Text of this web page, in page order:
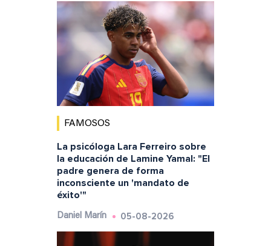
FAMOSOS
La psicóloga Lara Ferreiro sobre
la educación de Lamine Yamal: "El
padre genera de forma
inconsciente un 'mandato de
éxito'"
Daniel Marín 05-08-2026